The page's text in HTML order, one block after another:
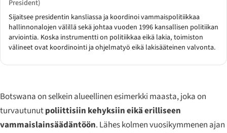
President)
Sijaitsee presidentin kansliassa ja koordinoi vammaispolitiikkaa
hallinnonalojen välillä sekä johtaa vuoden 1996 kansallisen politiikan
arviointia. Koska instrumentti on politiikkaa eikä lakia, toimiston
välineet ovat koordinointi ja ohjelmatyö eikä lakisääteinen valvonta.
Botswana on selkein alueellinen esimerkki maasta, joka on
turvautunutpoliittisiin kehyksiin eikä erilliseen
vammaislainsäädäntöön. Lähes kolmen vuosikymmenen ajan